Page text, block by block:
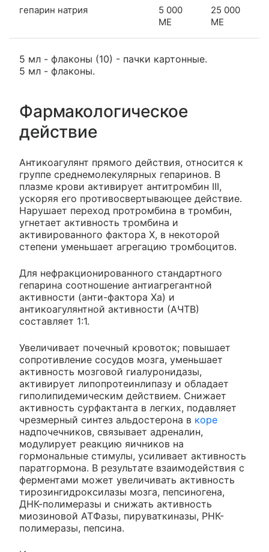
гепарин натрия
5 000
МЕ
25 000
МЕ
5 мл - флаконы (10) - пачки картонные.
5 мл - флаконы.
Фармакологическое
действие
Антикоагулянт прямого действия, относится к
группе среднемолекулярных гепаринов. В
плазме крови активирует антитромбин III,
ускоряя его противосвертывающее действие.
Нарушает переход протромбина в тромбин,
угнетает активность тромбина и
активированного фактора X, в некоторой
степени уменьшает агрегацию тромбоцитов.
Для нефракционированного стандартного
гепарина соотношение антиагрегантной
активности (анти-фактора Xa) и
антикоагулянтной активности (АЧТВ)
составляет 1:1.
Увеличивает почечный кровоток; повышает
сопротивление сосудов мозга, уменьшает
активность мозговой гиалуронидазы,
активирует липопротеинлипазу и обладает
гиполипидемическим действием. Снижает
активность сурфактанта в легких, подавляет
чрезмерный синтез альдостерона в коре
надпочечников, связывает адреналин,
модулирует реакцию яичников на
гормональные стимулы, усиливает активность
паратгормона. В результате взаимодействия с
ферментами может увеличивать активность
тирозингидроксилазы мозга, пепсиногена,
ДНК-полимеразы и снижать активность
миозиновой АТФазы, пируваткиназы, РНК-
полимеразы, пепсина.